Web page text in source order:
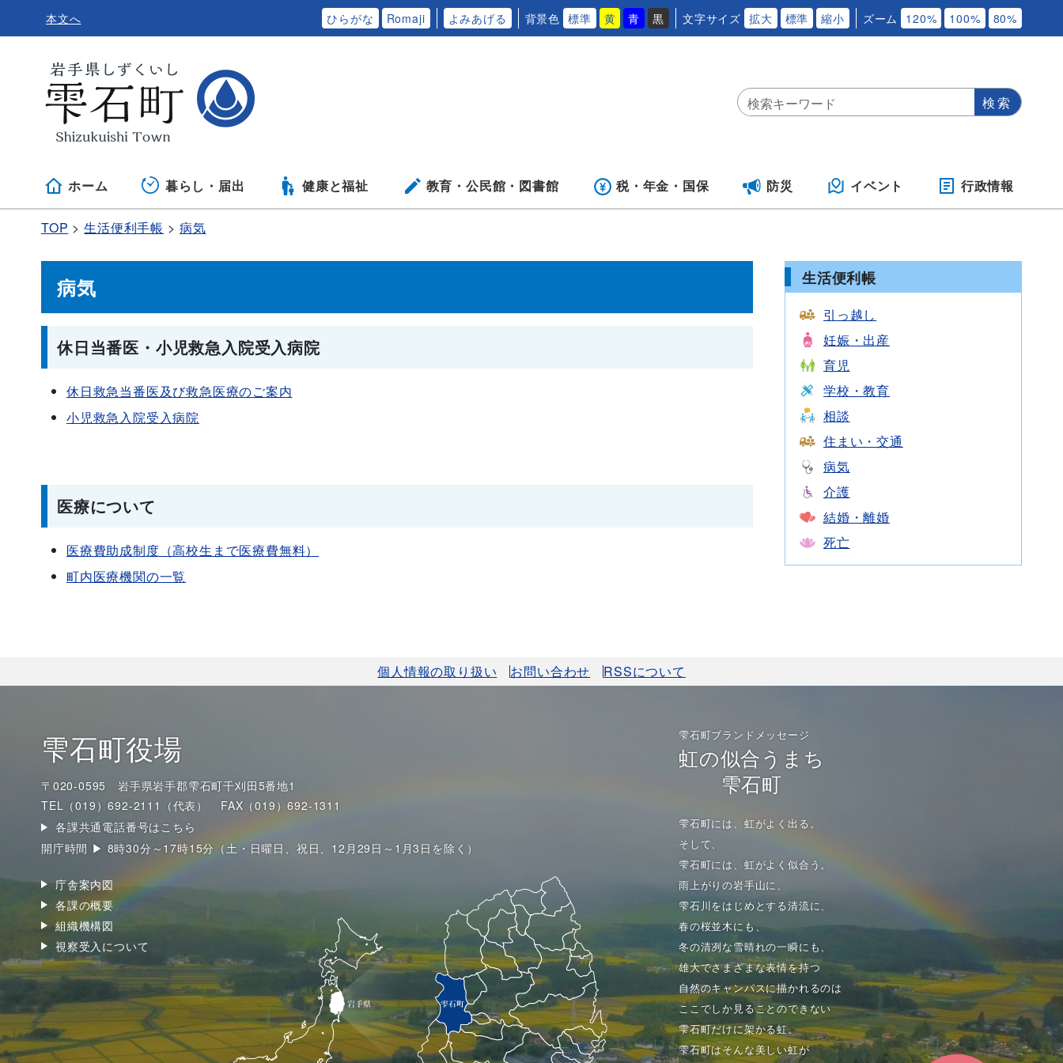
本文へ ひらがな Romaji よみあげる 背景色 標準 黄 青 黒 文字サイズ 拡大 標準 縮小 ズーム 120% 100% 80%
ホーム 暮らし・届出 健康と福祉 教育・公民館・ 図書館 税・年金・ 国保 防災 イベント 行政情報
TOP 生活便利手帳 病気
病気
休日当番医・小児救急入院受入病院
休日救急当番医及び救急医療のご案内
小児救急入院受入病院
医療について
医療費助成制度（高校生まで医療費無料）
町内医療機関の一覧
生活便利帳
引っ越し
妊娠・出産
育児
学校・教育
相談
住まい・交通
病気
介護
結婚・離婚
死亡
個人情報の取り扱い お問い合わせ RSSについて
雫石町役場
〒020-0595 岩手県岩手郡雫石町千刈田5番地1
TEL（019）692-2111（代表）
FAX（019）692-1311
各課共通電話番号はこちら
開庁時間 ▶ 8時30分～17時15分（土・日曜日、祝日、12月29日～1月3日を除く）
庁舎案内図
各課の概要
組織機構図
視察受入について
雫石町ブランドメッセージ
虹の似合うまち
雫石町
雫石町には、虹がよく出る。
そして、
雫石町には、虹がよく似合う。
雨上がりの岩手山に、
雫石川をはじめとする清流に、
春の桜並木にも、
冬の清冽な雪晴れの一瞬にも、
雄大でさまざまな表情を持つ
自然のキャンパスに描かれるのは
ここでしか見ることのできない
雫石町だけに架かる虹。
雫石町はそんな美しい虹が